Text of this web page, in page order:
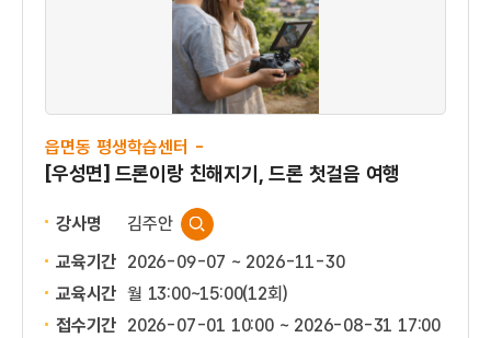
읍면동 평생학습센터 -
[우성면] 드론이랑 친해지기, 드론 첫걸음 여행
강사명
김주안
교육기간 2026-09-07 ~ 2026-11-30
교육시간 월 13:00~15:00(12회)
접수기간 2026-07-01 10:00 ~ 2026-08-31 17:00